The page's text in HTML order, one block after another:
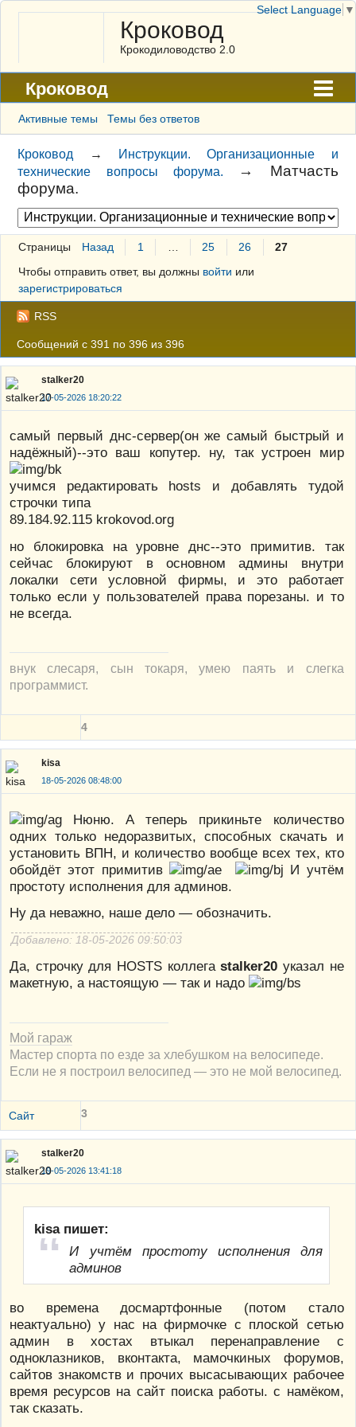
Кроковод
Крокодиловодство 2.0
Кроковод
Форум
Архив
ГАЛЕРЕЯ
Правила
Поиск
Регистрация
Вход
Активные темы Темы без ответов
Кроковод →
Инструкции. Организационные и
технические вопросы форума.
→ Матчасть
форума.
Страницы Назад 1 25 26
27
Чтобы отправить ответ, вы должны войти или
зарегистрироваться
RSS
Сообщений с 391 по 396 из 396
stalker20
17-05-2026 18:20:22
самый первый днс-сервер(он же самый быстрый и
надёжный)--это ваш копутер. ну, так устроен мир
учимся редактировать hosts и добавлять тудой
строчки типа
89.184.92.115 krokovod.org
но блокировка на уровне днс--это примитив. так
сейчас блокируют в основном админы внутри
локалки сети условной фирмы, и это работает
только если у пользователей права порезаны. и то
не всегда.
внук слесаря, сын токаря, умею паять и слегка
программист.
4
kisa
18-05-2026 08:48:00
Нюню. А теперь прикиньте количество
одних только недоразвитых, способных скачать и
установить ВПН, и количество вообще всех тех, кто
обойдёт этот примитив
И учтём
простоту исполнения для админов.
Ну да неважно, наше дело — обозначить.
Добавлено: 18-05-2026 09:50:03
Да, строчку для HOSTS коллегаstalker20 указал не
макетную, а настоящую — так и надо
Мой гараж
Мастер спорта по езде за хлебушком на велосипеде.
Если не я построил велосипед — это не мой велосипед.
Сайт 3
stalker20
19-05-2026 13:41:18
kisa пишет:
И учтём простоту исполнения для
админов
во времена досмартфонные (потом стало
неактуально) у нас на фирмочке с плоской сетью
админ в хостах втыкал перенаправление с
одноклазников, вконтакта, мамочкиных форумов,
сайтов знакомств и прочих высасывающих рабочее
время ресурсов на сайт поиска работы. с намёком,
так сказать.
Select Language ▼